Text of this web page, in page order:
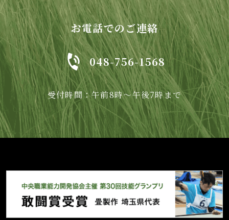
お電話でのご連絡
048-756-1568
受付時間：午前8時～午後7時まで